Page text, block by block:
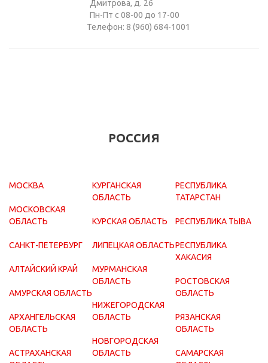
Дмитрова, д. 26
Пн-Пт с 08-00 до 17-00
Телефон: 8 (960) 684-1001
РОССИЯ
МОСКВА
МОСКОВСКАЯ
ОБЛАСТЬ
САНКТ-ПЕТЕРБУРГ
АЛТАЙСКИЙ КРАЙ
АМУРСКАЯ ОБЛАСТЬ
АРХАНГЕЛЬСКАЯ
ОБЛАСТЬ
АСТРАХАНСКАЯ
КУРГАНСКАЯ
ОБЛАСТЬ
КУРСКАЯ ОБЛАСТЬ
ЛИПЕЦКАЯ ОБЛАСТЬ
МУРМАНСКАЯ
ОБЛАСТЬ
НИЖЕГОРОДСКАЯ
ОБЛАСТЬ
НОВГОРОДСКАЯ
ОБЛАСТЬ
РЕСПУБЛИКА
ТАТАРСТАН
РЕСПУБЛИКА ТЫВА
РЕСПУБЛИКА
ХАКАСИЯ
РОСТОВСКАЯ
ОБЛАСТЬ
РЯЗАНСКАЯ
ОБЛАСТЬ
САМАРСКАЯ